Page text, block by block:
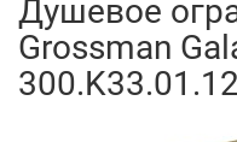
Душевое
Grossman